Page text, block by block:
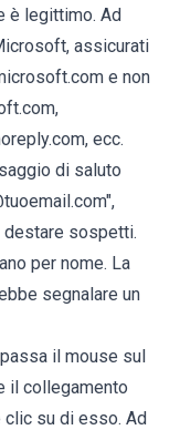
è legittimo. Ad
assicurati
e non
ecc.
di saluto
destare sospetti.
per nome. La
segnalare un
passa il mouse sul
il collegamento
clic su di esso. Ad